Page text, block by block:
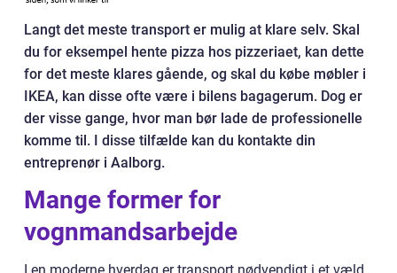
Langt det meste transport er mulig at klare selv. Skal
du for eksempel hente pizza hos pizzeriaet, kan dette
for det meste klares gående, og skal du købe møbler i
IKEA, kan disse ofte være i bilens bagagerum. Dog er
der visse gange, hvor man bør lade de professionelle
komme til. I disse tilfælde kan du kontakte din
entreprenør i Aalborg.
Mange former for
vognmandsarbejde